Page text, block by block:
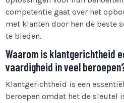
competentie gaat over het
met klanten door hen de beste
te bieden.
Waarom is klantgerichtheid
vaardigheid in veel
Klantgerichtheid is een
beroepen omdat het de sleutel